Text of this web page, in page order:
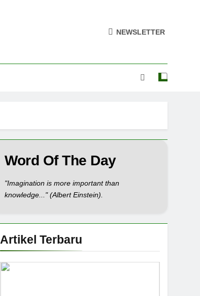
NEWSLETTER
Word Of The Day
"Imagination is more important than
knowledge..." (Albert Einstein).
Artikel Terbaru